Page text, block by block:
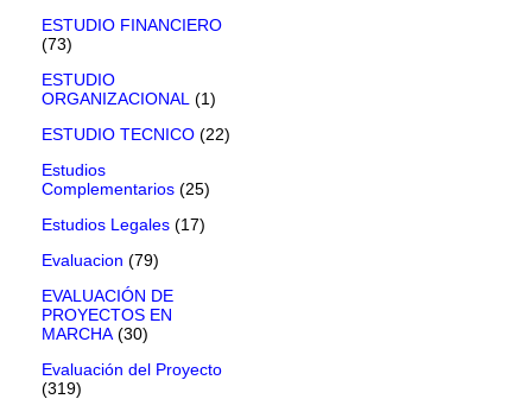
ESTUDIO FINANCIERO
(73)
ESTUDIO
ORGANIZACIONAL (1)
ESTUDIO TECNICO (22)
Estudios
Complementarios (25)
Estudios Legales (17)
Evaluacion (79)
EVALUACIÓN DE
PROYECTOS EN
MARCHA (30)
Evaluación del Proyecto
(319)